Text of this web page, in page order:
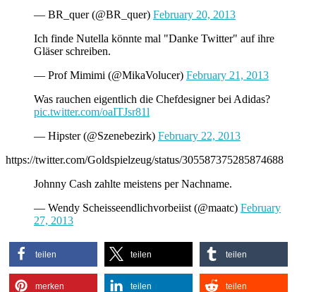
— BR_quer (@BR_quer) February 20, 2013
Ich finde Nutella könnte mal "Danke Twitter" auf ihre
Gläser schreiben.
— Prof Mimimi (@MikaVolucer) February 21, 2013
Was rauchen eigentlich die Chefdesigner bei Adidas?
pic.twitter.com/oaITJsr81l
— Hipster (@Szenebezirk) February 22, 2013
https://twitter.com/Goldspielzeug/status/305587375285874688
Johnny Cash zahlte meistens per Nachname.
— Wendy Scheisseendlichvorbeiist (@maatc) February
27, 2013
teilen teilen teilen
merken teilen teilen